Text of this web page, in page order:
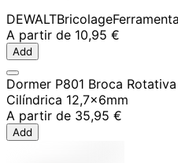
DEWALTBricolage
A partir de 10,95 €
Add
Dormer P801 Broca
Cilíndrica 12,7x6mm
A partir de 35,95 €
Add